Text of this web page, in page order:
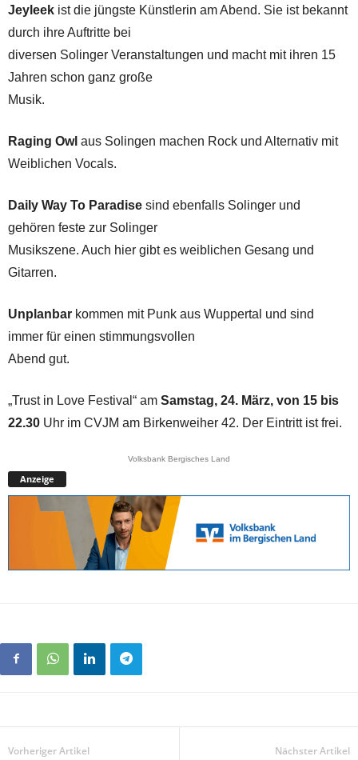
Jeyleek ist die jüngste Künstlerin am Abend. Sie ist bekannt
durch ihre Auftritte bei
diversen Solinger Veranstaltungen und macht mit ihren 15
Jahren schon ganz große
Musik.
Raging Owl aus Solingen machen Rock und Alternativ mit
Weiblichen Vocals.
Daily Way To Paradise sind ebenfalls Solinger und
gehören feste zur Solinger
Musikszene. Auch hier gibt es weiblichen Gesang und
Gitarren.
Unplanbar kommen mit Punk aus Wuppertal und sind
immer für einen stimmungsvollen
Abend gut.
„Trust in Love Festival“ am Samstag, 24. März, von 15 bis
22.30 Uhr im CVJM am Birkenweiher 42. Der Eintritt ist frei.
Volksbank Bergisches Land
Anzeige
Vorheriger Artikel Nächster Artikel